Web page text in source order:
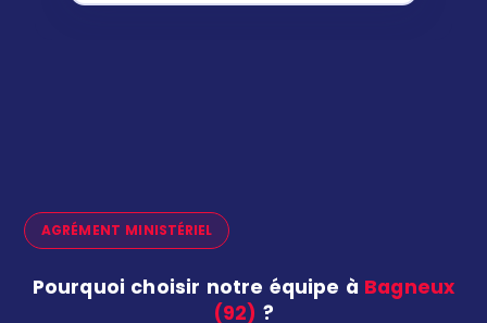
AGRÉMENT MINISTÉRIEL
Pourquoi choisir notre équipe à Bagneux
(92) ?